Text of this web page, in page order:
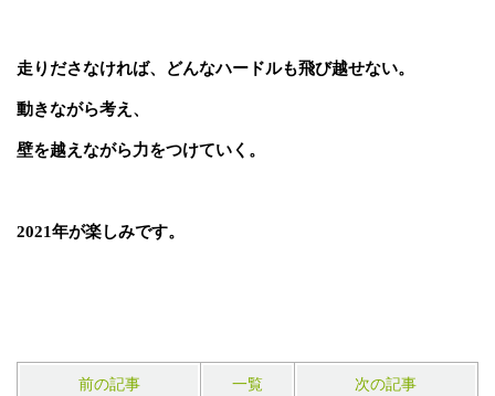
走りださなければ、どんなハードルも飛び越せない。
動きながら考え、
壁を越えながら力をつけていく。
2021年が楽しみです。
前の記事 一覧 次の記事